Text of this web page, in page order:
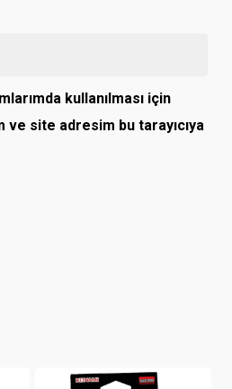
kullanılması için
ve site adresim bu tarayıcıya